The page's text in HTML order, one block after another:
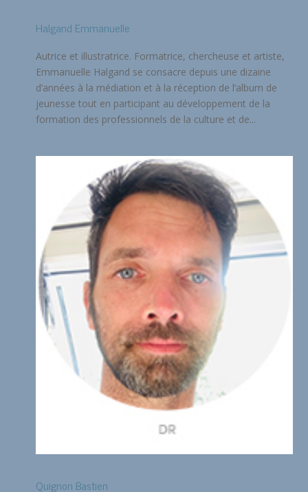
Halgand Emmanuelle
Autrice et illustratrice. Formatrice, chercheuse et artiste,
Emmanuelle Halgand se consacre depuis une dizaine
d’années à la médiation et à la réception de l’album de
jeunesse tout en participant au développement de la
formation des professionnels de la culture et de...
Quignon Bastien